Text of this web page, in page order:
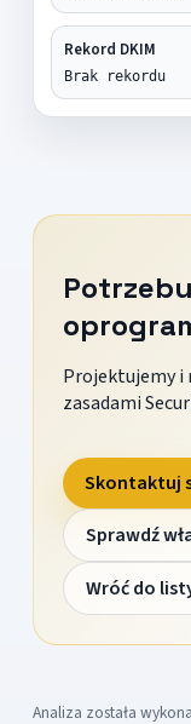
Rekord DKIM
Brak rekordu
Projektujemy i
zasadami
Skontaktuj
Sprawdź
Wróć do
Analiza została